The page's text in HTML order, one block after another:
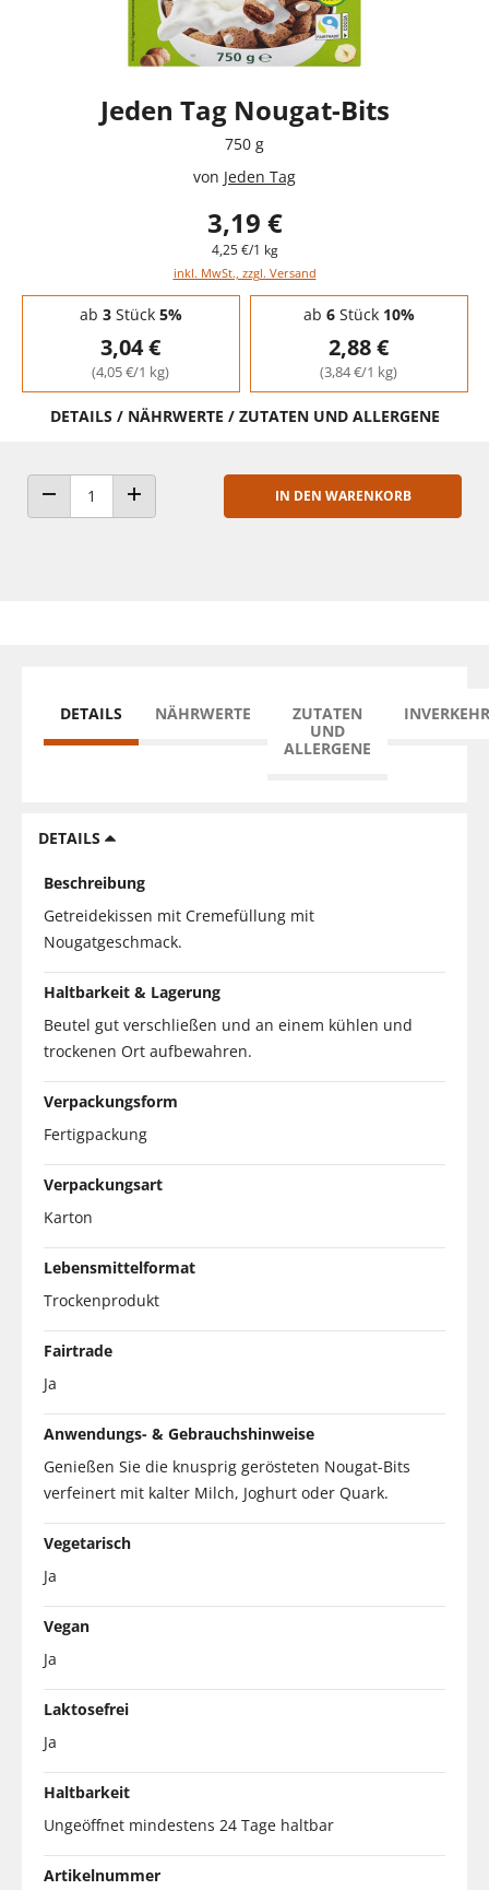
Jeden Tag Nougat-Bits
750 g
von Jeden Tag
3,19 €
4,25 €/1 kg
inkl. MwSt., zzgl. Versand
Staffelpreise - Mengenrabatt
ab 3Stück 5%
3,04 €
(4,05 €/1 kg)
ab 6Stück 10%
2,88 €
(3,84 €/1 kg)
DETAILS / NÄHRWERTE / ZUTATEN UND ALLERGENE
ANZAHL VERRINGERNANZAHL ERHÖHEN
IN DEN WARENKORB
DETAILS NÄHRWERTE
ZUTATEN
UND
ALLERGENE
DETAILS
Beschreibung
Getreidekissen mit Cremefüllung mit
Nougatgeschmack.
Haltbarkeit & Lagerung
Beutel gut verschließen und an einem kühlen und
trockenen Ort aufbewahren.
Verpackungsform
Fertigpackung
Verpackungsart
Karton
Lebensmittelformat
Trockenprodukt
Fairtrade
Ja
Anwendungs- & Gebrauchshinweise
Genießen Sie die knusprig gerösteten Nougat-Bits
verfeinert mit kalter Milch, Joghurt oder Quark.
Vegetarisch
Ja
Vegan
Ja
Laktosefrei
Ja
Haltbarkeit
Ungeöffnet mindestens 24 Tage haltbar
Artikelnummer